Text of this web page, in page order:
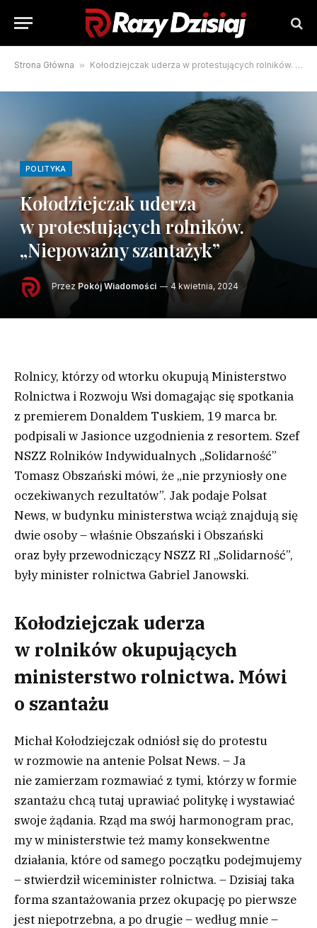
Strona Główna » Kołodziejczak uderza w protestujących rolników. „Niepoważny szantażyk”
POLITYKA
Kołodziejczak uderza
w protestujących rolników.
„Niepoważny szantażyk”
Przez Pokój Wiadomości 4 kwietnia, 2024
Rolnicy, którzy od wtorku okupują Ministerstwo
Rolnictwa i Rozwoju Wsi domagając się spotkania
z premierem Donaldem Tuskiem, 19 marca br.
podpisali w Jasionce uzgodnienia z resortem. Szef
NSZZ Rolników Indywidualnych „Solidarność”
Tomasz Obszański mówi, że „nie przyniosły one
oczekiwanych rezultatów”. Jak podaje Polsat
News, w budynku ministerstwa wciąż znajdują się
dwie osoby – właśnie Obszański i Obszański
oraz były przewodniczący NSZZ RI „Solidarność”,
były minister rolnictwa Gabriel Janowski.
Kołodziejczak uderza
w rolników okupujących
ministerstwo rolnictwa. Mówi
o szantażu
Michał Kołodziejczak odniósł się do protestu
w rozmowie na antenie Polsat News. – Ja
nie zamierzam rozmawiać z tymi, którzy w formie
szantażu chcą tutaj uprawiać politykę i wystawiać
swoje żądania. Rząd ma swój harmonogram prac,
my w ministerstwie też mamy konsekwentne
działania, które od samego początku podejmujemy
– stwierdził wiceminister rolnictwa. – Dzisiaj taka
forma szantażowania przez okupację po pierwsze
jest niepotrzebna, a po drugie – według mnie –